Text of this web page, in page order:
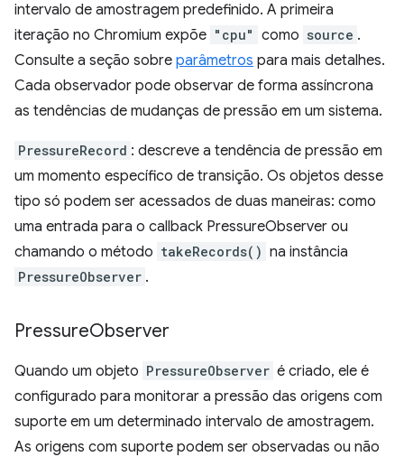
intervalo de amostragem predefinido. A primeira
iteração no Chromium expõe "cpu" como source .
Consulte a seção sobre parâmetros para mais detalhes.
Cada observador pode observar de forma assíncrona
as tendências de mudanças de pressão em um sistema.
PressureRecord : descreve a tendência de pressão em
um momento específico de transição. Os objetos desse
tipo só podem ser acessados de duas maneiras: como
uma entrada para o callback PressureObserver ou
chamando o método takeRecords() na instância
PressureObserver .
PressureObserver
Quando um objeto PressureObserver é criado, ele é
configurado para monitorar a pressão das origens com
suporte em um determinado intervalo de amostragem.
As origens com suporte podem ser observadas ou não